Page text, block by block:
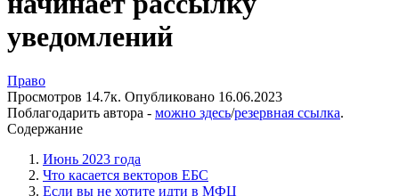
уведомлений
Право
Просмотров 14.7к. Опубликовано 16.06.2023
Поблагодарить автора - можно здесь/резервная ссылка.
Содержание
Июнь 2023 года
Что касается векторов ЕБС
Если вы не хотите идти в МФЦ